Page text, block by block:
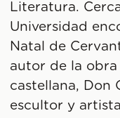
Literatura.
Universidad
Natal de
autor de la obra
castellana, Don
escultor y